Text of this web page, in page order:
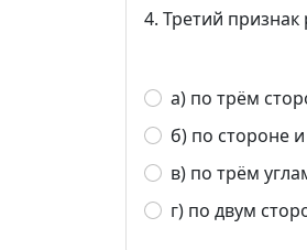
4. Третий признак
а) по трём
б) по стороне
в) по трём
г) по двум